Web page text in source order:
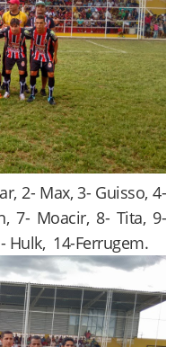
2- Max, 3- Guisso, 4-
7- Moacir, 8- Tita, 9-
Hulk, 14-Ferrugem.